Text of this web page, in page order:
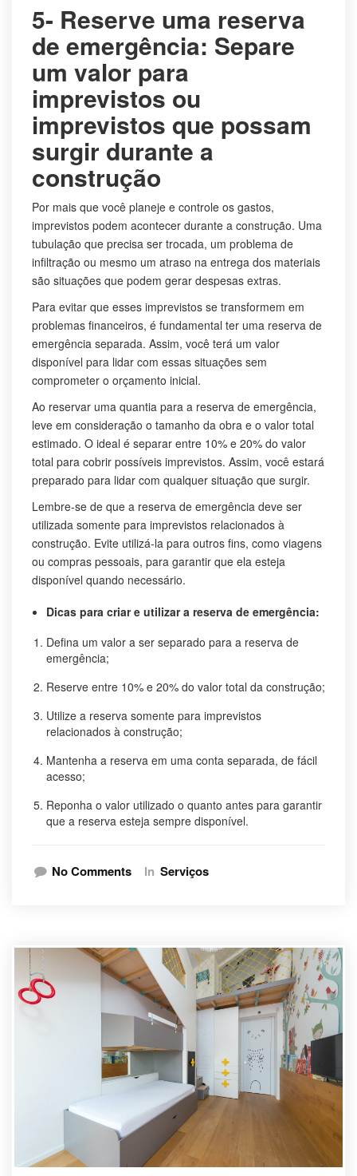
5- Reserve uma reserva
de emergência: Separe
um valor para
imprevistos ou
imprevistos que possam
surgir durante a
construção
Por mais que você planeje e controle os gastos,
imprevistos podem acontecer durante a construção. Uma
tubulação que precisa ser trocada, um problema de
infiltração ou mesmo um atraso na entrega dos materiais
são situações que podem gerar despesas extras.
Para evitar que esses imprevistos se transformem em
problemas financeiros, é fundamental ter uma reserva de
emergência separada. Assim, você terá um valor
disponível para lidar com essas situações sem
comprometer o orçamento inicial.
Ao reservar uma quantia para a reserva de emergência,
leve em consideração o tamanho da obra e o valor total
estimado. O ideal é separar entre 10% e 20% do valor
total para cobrir possíveis imprevistos. Assim, você estará
preparado para lidar com qualquer situação que surgir.
Lembre-se de que a reserva de emergência deve ser
utilizada somente para imprevistos relacionados à
construção. Evite utilizá-la para outros fins, como viagens
ou compras pessoais, para garantir que ela esteja
disponível quando necessário.
Dicas para criar e utilizar a reserva de emergência:
Defina um valor a ser separado para a reserva de
emergência;
Reserve entre 10% e 20% do valor total da construção;
Utilize a reserva somente para imprevistos
relacionados à construção;
Mantenha a reserva em uma conta separada, de fácil
acesso;
Reponha o valor utilizado o quanto antes para garantir
que a reserva esteja sempre disponível.
No Comments In Serviços